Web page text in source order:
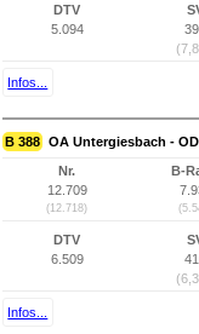
DTV
5.094
Infos...
B 388 OA Untergiesbach -
Nr.
12.709
(12.718)
B-
DTV
6.509
Infos...